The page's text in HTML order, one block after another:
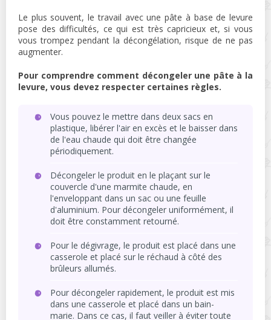
Le plus souvent, le travail avec une pâte à base de levure
pose des difficultés, ce qui est très capricieux et, si vous
vous trompez pendant la décongélation, risque de ne pas
augmenter.
Pour comprendre comment décongeler une pâte à la
levure, vous devez respecter certaines règles.
Vous pouvez le mettre dans deux sacs en
plastique, libérer l'air en excès et le baisser dans
de l'eau chaude qui doit être changée
périodiquement.
Décongeler le produit en le plaçant sur le
couvercle d'une marmite chaude, en
l'enveloppant dans un sac ou une feuille
d'aluminium. Pour décongeler uniformément, il
doit être constamment retourné.
Pour le dégivrage, le produit est placé dans une
casserole et placé sur le réchaud à côté des
brûleurs allumés.
Pour décongeler rapidement, le produit est mis
dans une casserole et placé dans un bain-
marie. Dans ce cas, il faut veiller à éviter toute